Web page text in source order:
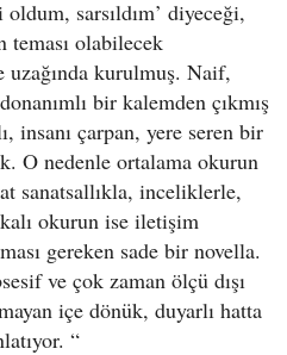
sarsıldım’ diyeceği,
olabilecek
uzağında kurulmuş. Naif,
bir kalemden çıkmış
insanı çarpan, yere seren bir
O nedenle ortalama okurun
sanatsallıkla, inceliklerle,
okurun ise iletişim
gereken sade bir novella.
ve çok zaman ölçü dışı
içe dönük, duyarlı hatta
“